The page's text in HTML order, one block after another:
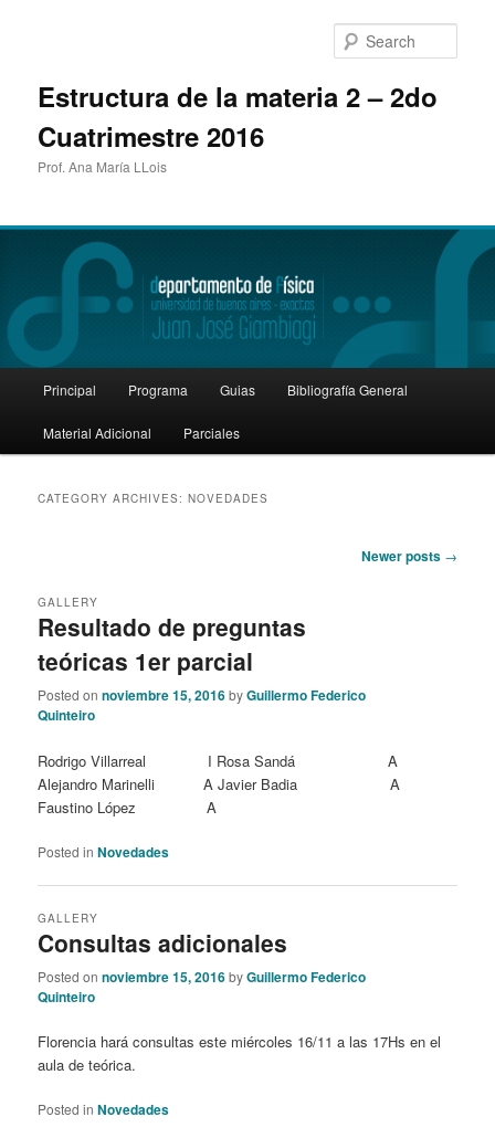
Estructura de la materia 2 – 2do
Cuatrimestre 2016
Prof. Ana María LLois
Skip
to
Skip
to
Principal Programa Guias Bibliografía General
Material Adicional Parciales
CATEGORY ARCHIVES:NOVEDADES
Newer posts →
Resultado de preguntas
teóricas 1er parcial
GALLERY
Posted onnoviembre 15, 2016byGuillermo Federico
Quinteiro
Rodrigo Villarreal I Rosa Sandá A
Alejandro Marinelli A Javier Badia A
Faustino López A
Posted in Novedades
Consultas adicionales
GALLERY
Posted onnoviembre 15, 2016byGuillermo Federico
Quinteiro
Florencia hará consultas este miércoles 16/11 a las 17Hs en el
aula de teórica.
Posted in Novedades